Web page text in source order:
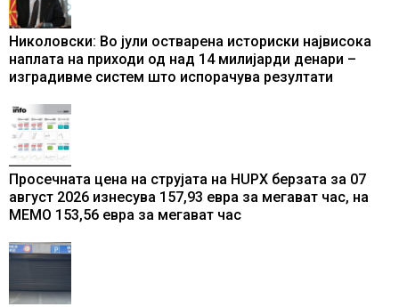
Николовски: Во јули остварена историски највисока
наплата на приходи од над 14 милијарди денари –
изградивме систем што испорачува резултати
Просечната цена на струјата на HUPX берзата за 07
август 2026 изнесува 157,93 евра за мегават час, на
МЕМО 153,56 евра за мегават час